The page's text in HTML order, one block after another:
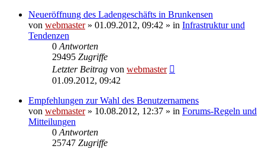
Neueröffnung des Ladengeschäfts in Brunkensen
von webmaster» 01.09.2012, 09:42 » in Infrastruktur und
Tendenzen
0 Antworten
29495 Zugriffe
Letzter Beitrag von webmaster
01.09.2012, 09:42
Empfehlungen zur Wahl des Benutzernamens
von webmaster» 10.08.2012, 12:37 » in Forums-Regeln und
Mitteilungen
0 Antworten
25747 Zugriffe